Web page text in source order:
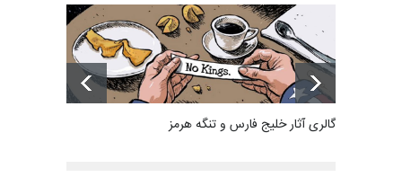
گالری آثار خلیج فارس و تنگه هرمز